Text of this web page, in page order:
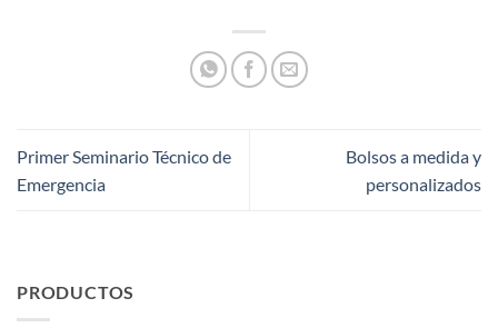
Primer Seminario Técnico de
Emergencia
Bolsos a medida y
personalizados
PRODUCTOS